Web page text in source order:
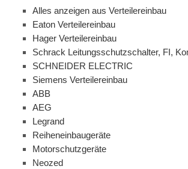
Alles anzeigen aus Verteilereinbau
Eaton Verteilereinbau
Hager Verteilereinbau
Schrack Leitungsschutzschalter, FI,
SCHNEIDER ELECTRIC
Siemens Verteilereinbau
ABB
AEG
Legrand
Reiheneinbaugeräte
Motorschutzgeräte
Neozed